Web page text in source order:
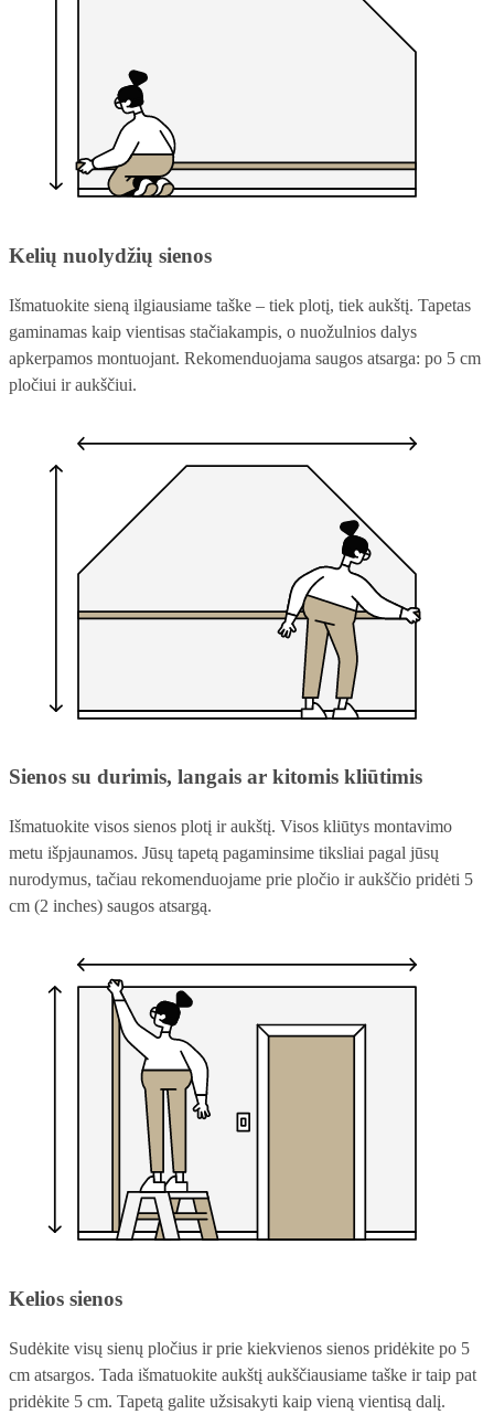
Kelių nuolydžių sienos
Išmatuokite sieną ilgiausiame taške – tiek plotį, tiek aukštį. Tapetas
gaminamas kaip vientisas stačiakampis, o nuožulnios dalys
apkerpamos montuojant. Rekomenduojama saugos atsarga: po 5 cm
pločiui ir aukščiui.
Sienos su durimis, langais ar kitomis kliūtimis
Išmatuokite visos sienos plotį ir aukštį. Visos kliūtys montavimo
metu išpjaunamos. Jūsų tapetą pagaminsime tiksliai pagal jūsų
nurodymus, tačiau rekomenduojame prie pločio ir aukščio pridėti 5
cm (2 inches) saugos atsargą.
Kelios sienos
Sudėkite visų sienų pločius ir prie kiekvienos sienos pridėkite po 5
cm atsargos. Tada išmatuokite aukštį aukščiausiame taške ir taip pat
pridėkite 5 cm. Tapetą galite užsisakyti kaip vieną vientisą dalį.